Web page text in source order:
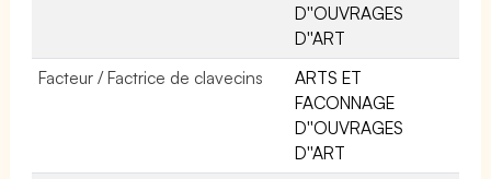
D''OUVRAGES
D''ART
Facteur / Factrice de clavecins
ARTS ET
FACONNAGE
D''OUVRAGES
D''ART